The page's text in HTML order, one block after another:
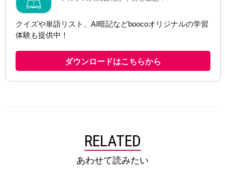
RELATED
あわせて読みたい